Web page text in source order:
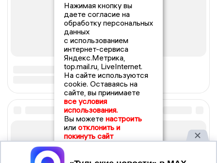
Нажимая кнопку вы
даете согласие на
обработку персональных
данных
с использованием
интернет-сервиса
Яндекс.Метрика,
top.mail.ru, LiveInternet.
На сайте используются
cookie. Оставаясь на
сайте, вы принимаете
все условия
использования.
Вы можете настроить
или отклонить и
покинуть сайт
Принять